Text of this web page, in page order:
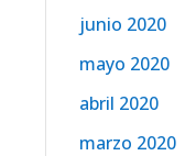
junio 2020
mayo 2020
abril 2020
marzo 2020